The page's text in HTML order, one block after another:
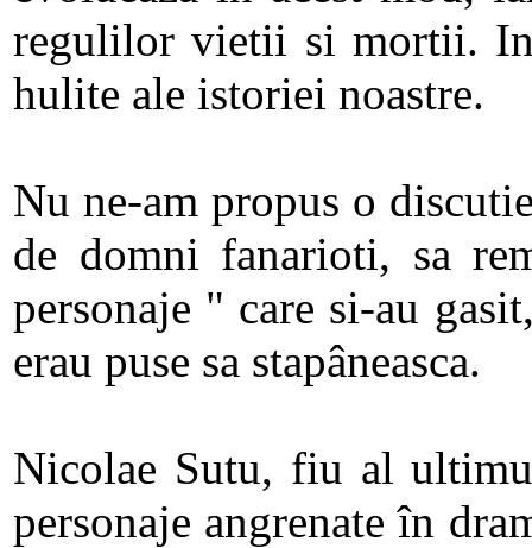
regulilor vietii si mortii. In
hulite ale istoriei noastre.
Nu ne-am propus o
de domni fanarioti, sa
personaje " care si-au
erau puse sa stapâneasca.
Nicolae Sutu, fiu al
personaje angrenate în